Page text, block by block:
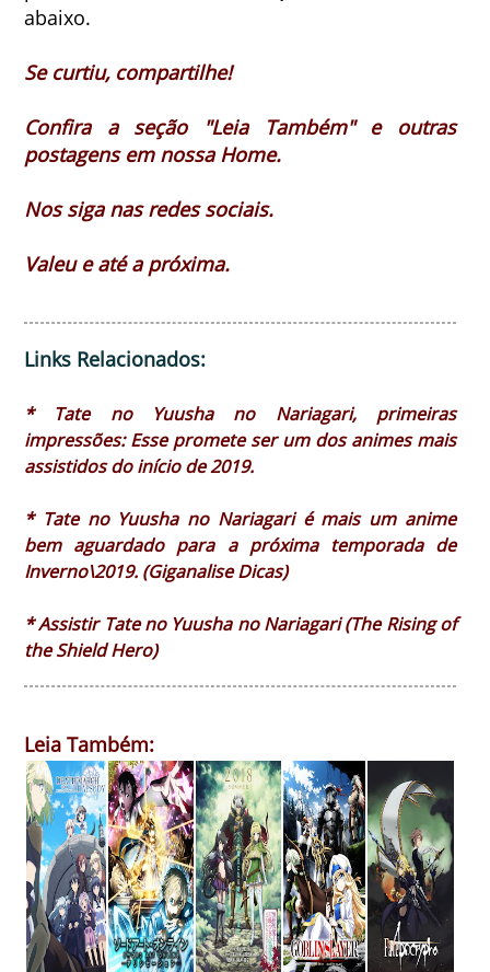
abaixo.
Se curtiu, compartilhe!
Confira a seção "Leia Também" e outras
postagens em nossa Home.
Nos siga nas redes sociais.
Valeu e até a próxima.
Links Relacionados:
* Tate no Yuusha no Nariagari, primeiras
impressões: Esse promete ser um dos animes mais
assistidos do início de 2019.
* Tate no Yuusha no Nariagari é mais um anime
bem aguardado para a próxima temporada de
Inverno\2019. (Giganalise Dicas)
* Assistir Tate no Yuusha no Nariagari (The Rising of
the Shield Hero)
Leia Também: